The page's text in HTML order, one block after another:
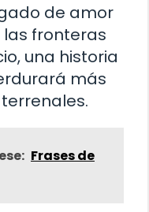
de amor
fronteras
una historia
más
Frases de